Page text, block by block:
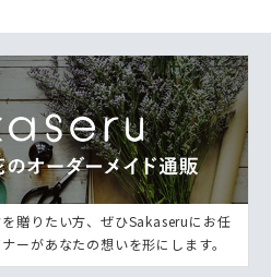
贈りたい方、ぜひSakaseruにお任
ーがあなたの想いを形にします。